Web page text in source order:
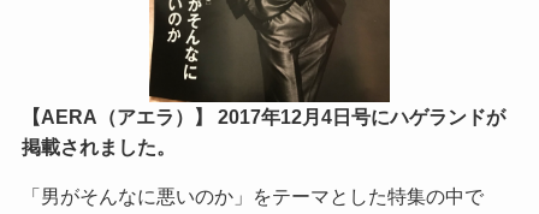
【AERA（アエラ）】 2017年12月4日号にハゲランドが
掲載されました。
「男がそんなに悪いのか」をテーマとした特集の中で